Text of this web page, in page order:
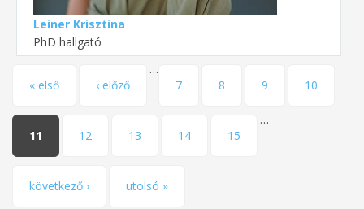
Leiner Krisztina
PhD hallgató
Oldalak
« első ‹ előző
…
7
8 9 10
11 12 13 14 15
…
következő › utolsó »